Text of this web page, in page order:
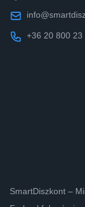
+36 20 800 23
SmartDiszkont –